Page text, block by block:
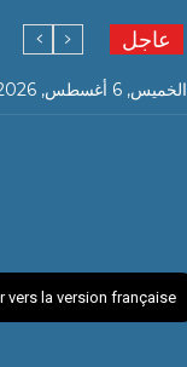
عاجل
الخميس, 6 أغسطس, 2026
vers la version française